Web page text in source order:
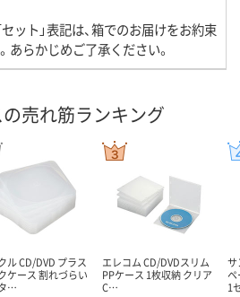
ット」表記は、箱でのお届けをお約束
あらかじめご了承ください。
の売れ筋ランキング
ル CD/DVD プラス
ケース 割れづらい
…
エレコム CD/DVDスリム
PPケース 1枚収納 クリア
C…
サ
ペ
1